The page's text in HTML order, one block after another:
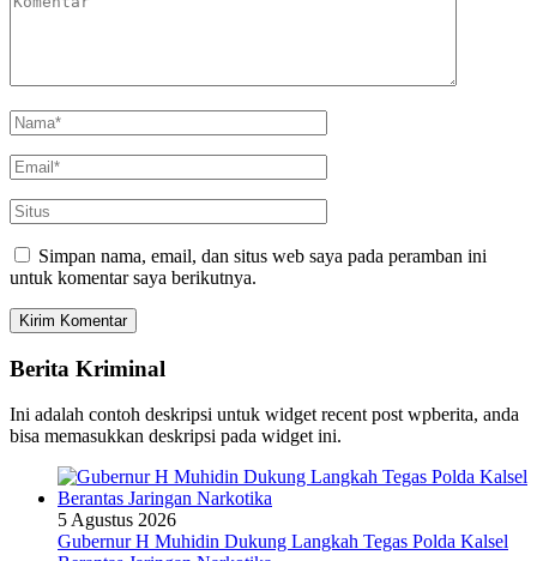
Simpan nama, email, dan situs web saya pada peramban ini
untuk komentar saya berikutnya.
Berita Kriminal
Ini adalah contoh deskripsi untuk widget recent post wpberita, anda
bisa memasukkan deskripsi pada widget ini.
5 Agustus 2026
Gubernur H Muhidin Dukung Langkah Tegas Polda Kalsel